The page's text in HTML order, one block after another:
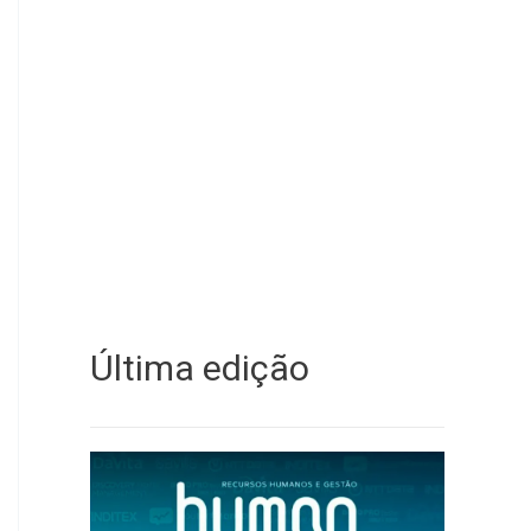
Última edição